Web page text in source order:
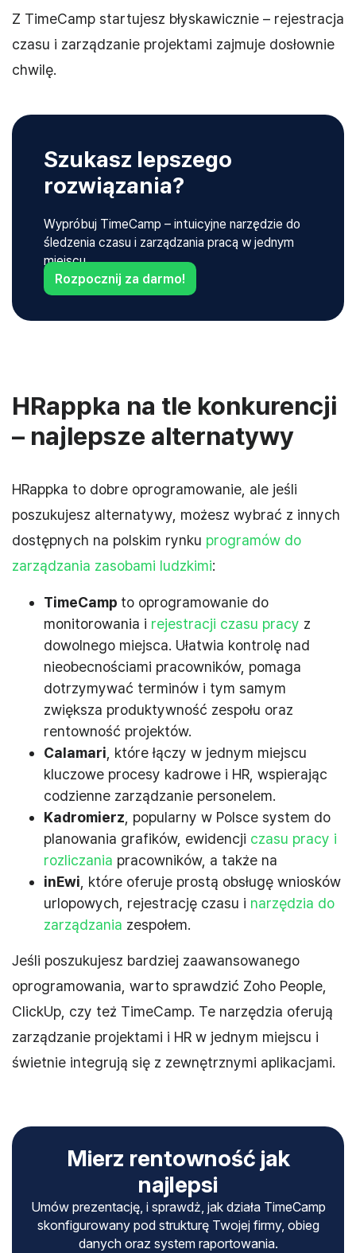
Z TimeCamp startujesz błyskawicznie – rejestracja
czasu i zarządzanie projektami zajmuje dosłownie
chwilę.
Szukasz lepszego
rozwiązania?
Wypróbuj TimeCamp – intuicyjne narzędzie do
śledzenia czasu i zarządzania pracą w jednym
miejscu.
Rozpocznij za darmo!
HRappka na tle konkurencji
– najlepsze alternatywy
HRappka to dobre oprogramowanie, ale jeśli
poszukujesz alternatywy, możesz wybrać z innych
dostępnych na polskim rynku programów do
zarządzania zasobami ludzkimi:
TimeCamp to oprogramowanie do
monitorowania i rejestracji czasu pracy z
dowolnego miejsca. Ułatwia kontrolę nad
nieobecnościami pracowników, pomaga
dotrzymywać terminów i tym samym
zwiększa produktywność zespołu oraz
rentowność projektów.
Calamari , które łączy w jednym miejscu
kluczowe procesy kadrowe i HR, wspierając
codzienne zarządzanie personelem.
Kadromierz , popularny w Polsce system do
planowania grafików, ewidencji czasu pracy i
rozliczania pracowników, a także na
inEwi , które oferuje prostą obsługę wniosków
urlopowych, rejestrację czasu i narzędzia do
zarządzania zespołem.
Jeśli poszukujesz bardziej zaawansowanego
oprogramowania, warto sprawdzić Zoho People,
ClickUp, czy też TimeCamp. Te narzędzia oferują
zarządzanie projektami i HR w jednym miejscu i
świetnie integrują się z zewnętrznymi aplikacjami.
Mierz rentowność jak
najlepsi
Umów prezentację, i sprawdż, jak działa TimeCamp
skonfigurowany pod strukturę Twojej firmy, obieg
danych oraz system raportowania.